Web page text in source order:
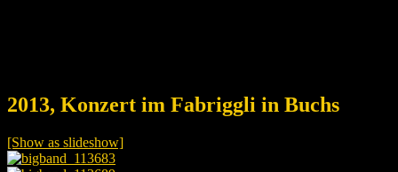
2013, Konzert im Fabriggli in Buchs
[Show as slideshow]